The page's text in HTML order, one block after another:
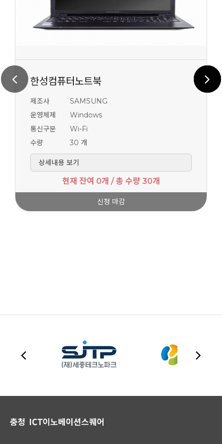
한성컴퓨터노트북
제조사
SAMSUNG
운영체제
Windows
통신구분
Wi-Fi
수량
30 개
상세내용 보기
현재 잔여 0개 / 총 수량 30개
신청 마감